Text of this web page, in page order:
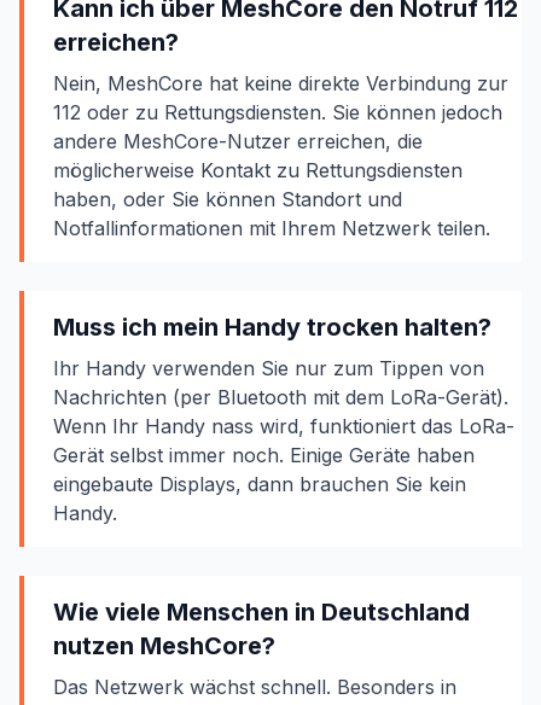
Kann ich über MeshCore den Notruf 112
erreichen?
Nein, MeshCore hat keine direkte Verbindung zur
112 oder zu Rettungsdiensten. Sie können jedoch
andere MeshCore-Nutzer erreichen, die
möglicherweise Kontakt zu Rettungsdiensten
haben, oder Sie können Standort und
Notfallinformationen mit Ihrem Netzwerk teilen.
Muss ich mein Handy trocken halten?
Ihr Handy verwenden Sie nur zum Tippen von
Nachrichten (per Bluetooth mit dem LoRa-Gerät).
Wenn Ihr Handy nass wird, funktioniert das LoRa-
Gerät selbst immer noch. Einige Geräte haben
eingebaute Displays, dann brauchen Sie kein
Handy.
Wie viele Menschen in Deutschland
nutzen MeshCore?
Das Netzwerk wächst schnell. Besonders in